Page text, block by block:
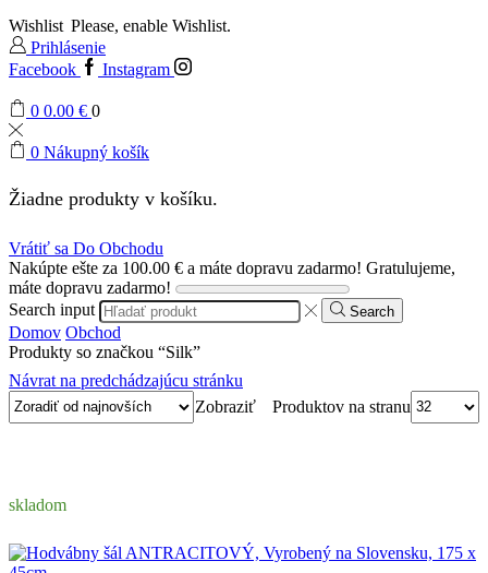
Wishlist Please, enable Wishlist.
Prihlásenie
Facebook
Instagram
0 0.00 € 0
0 Nákupný košík
Žiadne produkty v košíku.
Vrátiť sa Do Obchodu
Nakúpte ešte za 100.00 € a máte dopravu zadarmo! Gratulujeme,
máte dopravu zadarmo!
Search input
Search
Domov Obchod
Produkty so značkou “Silk”
Návrat na predchádzajúcu stránku
Zobraziť
Produktov na stranu
skladom